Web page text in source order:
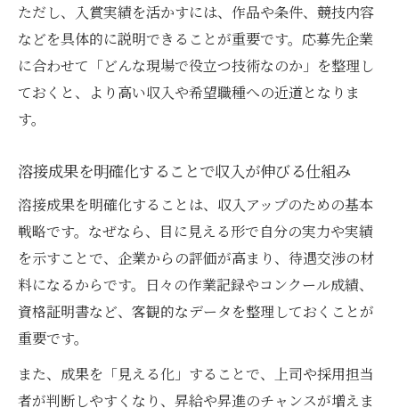
ただし、入賞実績を活かすには、作品や条件、競技内容
などを具体的に説明できることが重要です。応募先企業
に合わせて「どんな現場で役立つ技術なのか」を整理し
ておくと、より高い収入や希望職種への近道となりま
す。
溶接成果を明確化することで収入が伸びる仕組み
溶接成果を明確化することは、収入アップのための基本
戦略です。なぜなら、目に見える形で自分の実力や実績
を示すことで、企業からの評価が高まり、待遇交渉の材
料になるからです。日々の作業記録やコンクール成績、
資格証明書など、客観的なデータを整理しておくことが
重要です。
また、成果を「見える化」することで、上司や採用担当
者が判断しやすくなり、昇給や昇進のチャンスが増えま